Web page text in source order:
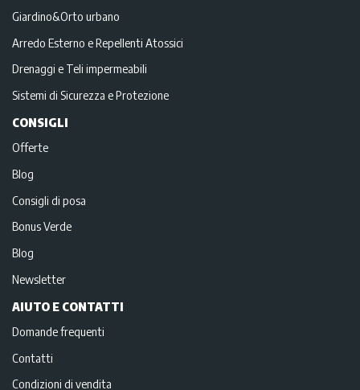
Giardino&Orto urbano
Arredo Esterno e Repellenti Atossici
Drenaggi e Teli impermeabili
Sistemi di Sicurezza e Protezione
CONSIGLI
Offerte
Blog
Consigli di posa
Bonus Verde
Blog
Newsletter
AIUTO E CONTATTI
Domande frequenti
Contatti
Condizioni di vendita